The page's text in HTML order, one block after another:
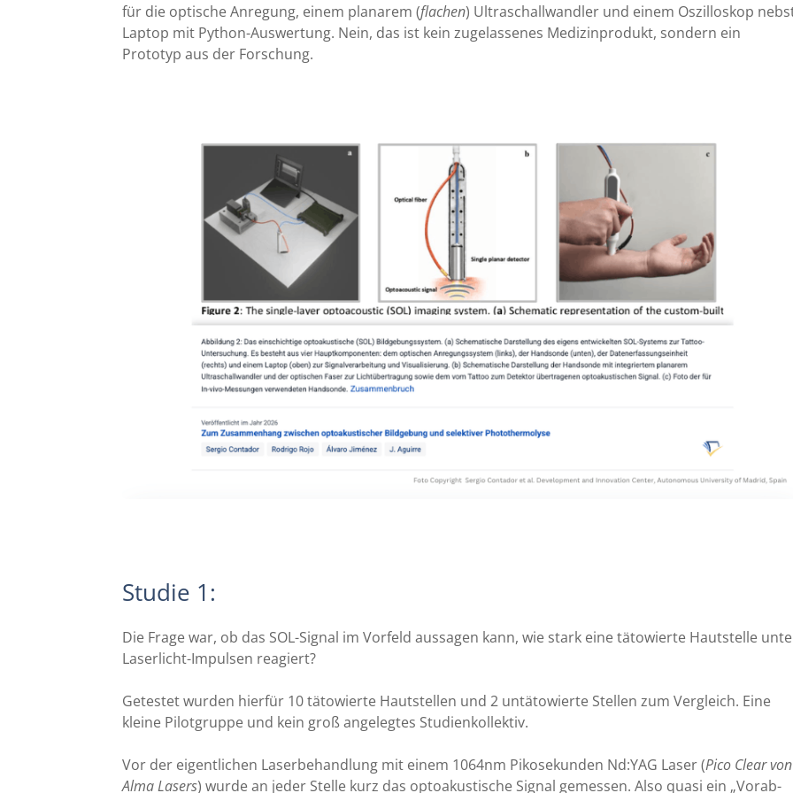
für die optische Anregung, einem planarem (flachen) Ultraschallwandler und einem Oszilloskop
Laptop mit Python-Auswertung. Nein, das ist kein zugelassenes Medizinprodukt, sondern ein
Prototyp aus der Forschung.
Studie 1 :
Die Frage war, ob das SOL-Signal im Vorfeld aussagen kann, wie stark eine tätowierte Hautstelle
Laserlicht-Impulsen reagiert?
Getestet wurden hierfür 10 tätowierte Hautstellen und 2 untätowierte Stellen zum Vergleich. Eine
kleine Pilotgruppe und kein groß angelegtes Studienkollektiv.
Vor der eigentlichen Laserbehandlung mit einem 1064nm Pikosekunden Nd:YAG Laser (Pico Clear von
Alma Lasers) wurde an jeder Stelle kurz das optoakustische Signal gemessen. Also quasi ein „Vorab-